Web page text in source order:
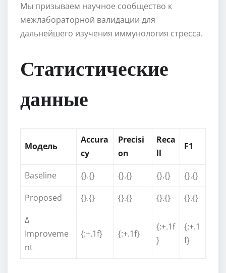
Мы призываем научное сообщество к
межлабораторной валидации для
дальнейшего изучения иммунология стресса.
Статистические
данные
Модель
Accura
cy
Precisi
on
Reca
ll
F1
Baseline {}.{} {}.{} {}.{}
{}.{}
Proposed
{}.{} {}.{} {}.{}
{}.{}
Δ
Improveme
nt
{:+.1f} {:+.1f}
{:+.1f
}
{:+.1
f}